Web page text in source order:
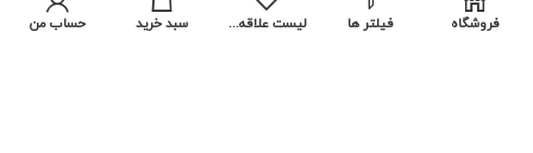
فروشگاه فیلتر ها لیست علاقه مندی ها سبد خرید حساب من